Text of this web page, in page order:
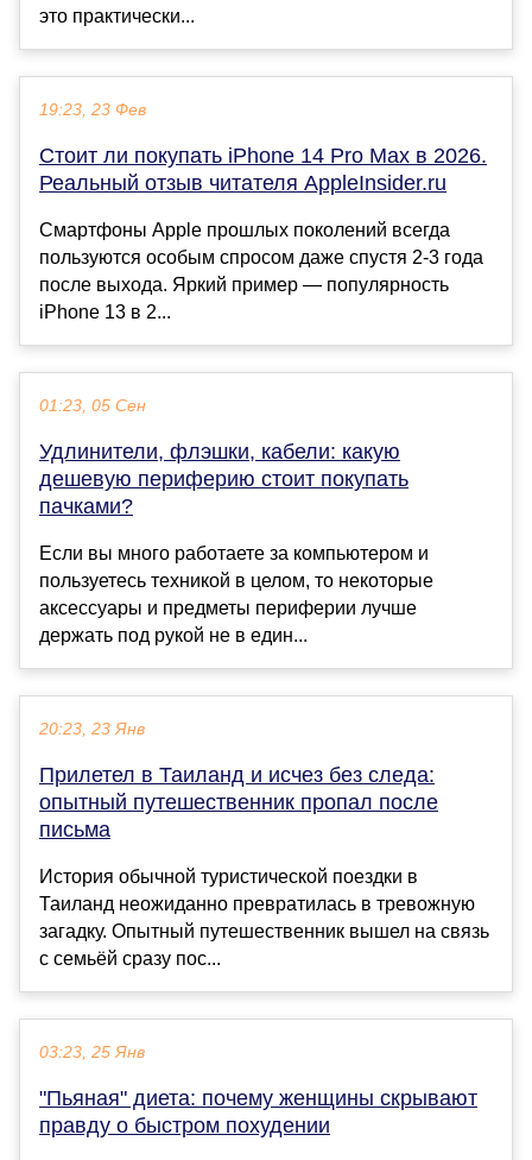
это практически...
19:23, 23 Фев
Стоит ли покупать iPhone 14 Pro Max в 2026.
Реальный отзыв читателя AppleInsider.ru
Смартфоны Apple прошлых поколений всегда
пользуются особым спросом даже спустя 2-3 года
после выхода. Яркий пример — популярность
iPhone 13 в 2...
01:23, 05 Сен
Удлинители, флэшки, кабели: какую
дешевую периферию стоит покупать
пачками?
Если вы много работаете за компьютером и
пользуетесь техникой в целом, то некоторые
аксессуары и предметы периферии лучше
держать под рукой не в един...
20:23, 23 Янв
Прилетел в Таиланд и исчез без следа:
опытный путешественник пропал после
письма
История обычной туристической поездки в
Таиланд неожиданно превратилась в тревожную
загадку. Опытный путешественник вышел на связь
с семьёй сразу пос...
03:23, 25 Янв
"Пьяная" диета: почему женщины скрывают
правду о быстром похудении